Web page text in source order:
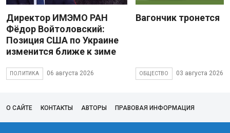
Директор ИМЭМО РАН
Фёдор Войтоловский:
Позиция США по Украине
изменится ближе к зиме
ПОЛИТИКА 06 августа 2026
Вагончик тронется
ОБЩЕСТВО 03 августа 2026
О САЙТЕ КОНТАКТЫ АВТОРЫ ПРАВОВАЯ ИНФОРМАЦИЯ